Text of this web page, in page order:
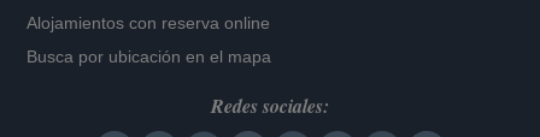
Alojamientos con reserva online
Busca por ubicación en el mapa
Redes sociales: